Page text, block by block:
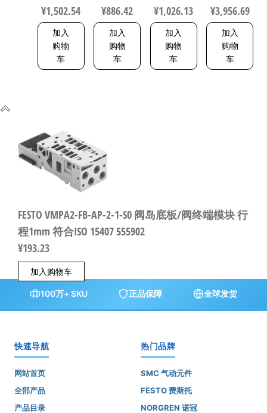
¥1,502.54
加入
购物
车
188252
¥886.42
加入
购物
车
合EN 60947-
5-2 8001232
¥1,026.13
加入
购物
车
¥3,956.69
加入
购物
车
FESTO VMPA2-FB-AP-2-1-S0 阀岛底板/阀终端模块 行
程1mm 符合ISO 15407 555902
¥193.23
加入购物车
100万+ SKU 正品保障 全球发货
快速导航
网站首页
全部产品
产品目录
热门品牌
SMC 气动元件
FESTO 费斯托
NORGREN 诺冠